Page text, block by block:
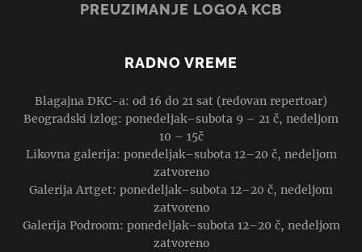
PREUZIMANJE LOGOA KCB
RADNO VREME
Blagajna DKC-a: od 16 do 21 sat (redovan repertoar)
Beogradski izlog: ponedeljak–subota 9 – 21 č, nedeljom
10 – 15č
Likovna galerija: ponedeljak–subota 12–20 č, nedeljom
zatvoreno
Galerija Artget: ponedeljak–subota 12–20 č, nedeljom
zatvoreno
Galerija Podroom: ponedeljak–subota 12–20 č, nedeljom
zatvoreno